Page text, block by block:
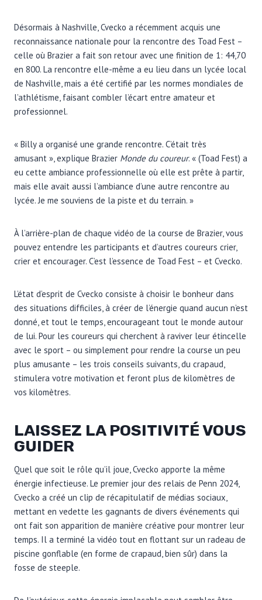
Désormais à Nashville, Cvecko a récemment acquis une
reconnaissance nationale pour la rencontre des Toad Fest –
celle où Brazier a fait son retour avec une finition de 1: 44,70
en 800. La rencontre elle-même a eu lieu dans un lycée local
de Nashville, mais a été certifié par les normes mondiales de
l’athlétisme, faisant combler l’écart entre amateur et
professionnel.
« Billy a organisé une grande rencontre. C’était très
amusant », explique Brazier Monde du coureur. « (Toad Fest) a
eu cette ambiance professionnelle où elle est prête à partir,
mais elle avait aussi l’ambiance d’une autre rencontre au
lycée. Je me souviens de la piste et du terrain. »
À l’arrière-plan de chaque vidéo de la course de Brazier, vous
pouvez entendre les participants et d’autres coureurs crier,
crier et encourager. C’est l’essence de Toad Fest – et Cvecko.
L’état d’esprit de Cvecko consiste à choisir le bonheur dans
des situations difficiles, à créer de l’énergie quand aucun n’est
donné, et tout le temps, encourageant tout le monde autour
de lui. Pour les coureurs qui cherchent à raviver leur étincelle
avec le sport – ou simplement pour rendre la course un peu
plus amusante – les trois conseils suivants, du crapaud,
stimulera votre motivation et feront plus de kilomètres de
vos kilomètres.
LAISSEZ LA POSITIVITÉ VOUS
GUIDER
Quel que soit le rôle qu’il joue, Cvecko apporte la même
énergie infectieuse. Le premier jour des relais de Penn 2024,
Cvecko a créé un clip de récapitulatif de médias sociaux,
mettant en vedette les gagnants de divers événements qui
ont fait son apparition de manière créative pour montrer leur
temps. Il a terminé la vidéo tout en flottant sur un radeau de
piscine gonflable (en forme de crapaud, bien sûr) dans la
fosse de steeple.